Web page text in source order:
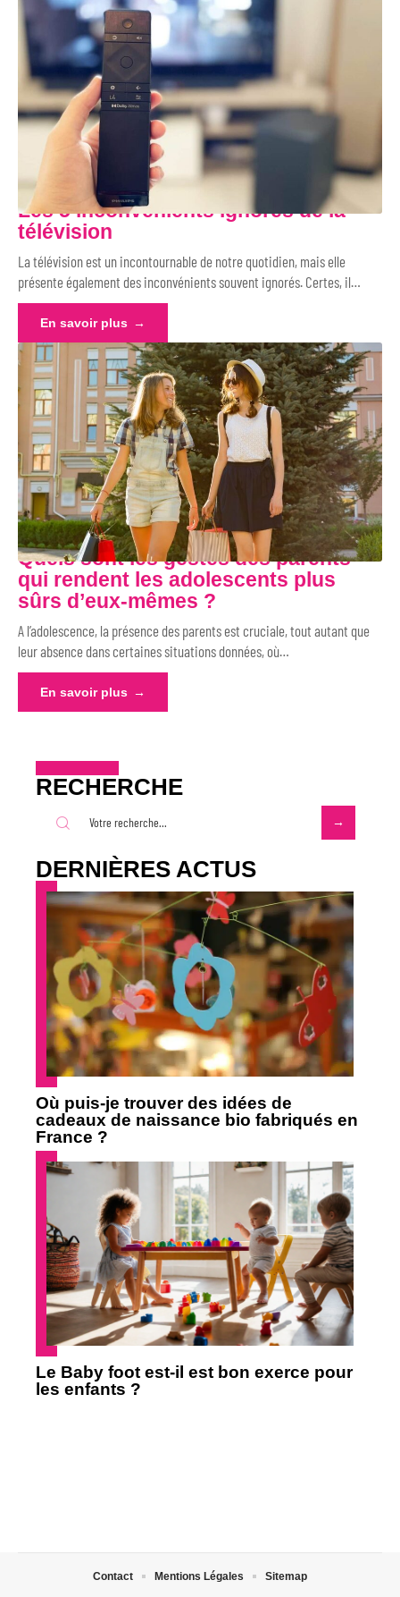
Les 5 inconvénients ignorés de la
télévision
La télévision est un incontournable de notre quotidien, mais elle
présente également des inconvénients souvent ignorés. Certes, il…
En savoir plus
Quels sont les gestes des parents
qui rendent les adolescents plus
sûrs d’eux-mêmes ?
A l’adolescence, la présence des parents est cruciale, tout autant que
leur absence dans certaines situations données, où…
En savoir plus
RECHERCHE
DERNIÈRES ACTUS
Où puis-je trouver des idées de
cadeaux de naissance bio fabriqués en
France ?
Le Baby foot est-il est bon exerce pour
les enfants ?
Contact Mentions Légales Sitemap